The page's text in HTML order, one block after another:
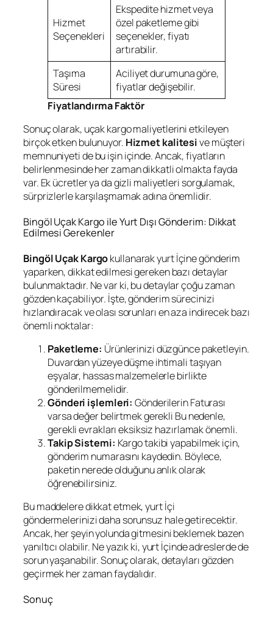
Hizmet
Seçenekleri
Ekspedite hizmet veya
özel paketleme gibi
seçenekler, fiyatı
artırabilir.
Taşıma
Süresi
Aciliyet durumuna göre,
fiyatlar değişebilir.
Fiyatlandırma Faktör
Sonuç olarak, uçak kargo maliyetlerini etkileyen
birçok etken bulunuyor. Hizmet kalitesive müşteri
memnuniyeti de bu işin içinde. Ancak, fiyatların
belirlenmesinde her zaman dikkatli olmakta fayda
var. Ek ücretler ya da gizli maliyetleri sorgulamak,
sürprizlerle karşılaşmamak adına önemlidir.
Bingöl Uçak Kargo ile Yurt Dışı Gönderim: Dikkat
Edilmesi Gerekenler
Bingöl Uçak Kargokullanarak yurt İçine gönderim
yaparken, dikkat edilmesi gereken bazı detaylar
bulunmaktadır. Ne var ki, bu detaylar çoğu zaman
gözden kaçabiliyor. İşte, gönderim sürecinizi
hızlandıracak ve olası sorunları en aza indirecek bazı
önemli noktalar:
Paketleme: Ürünlerinizi düzgünce paketleyin.
Duvardan yüzeye düşme ihtimali taşıyan
eşyalar, hassas malzemelerle birlikte
gönderilmemelidir.
Gönderi işlemleri: Gönderilerin Faturası
varsa değer belirtmek gerekli Bu nedenle,
gerekli evrakları eksiksiz hazırlamak önemli.
Takip Sistemi: Kargo takibi yapabilmek için,
gönderim numarasını kaydedin. Böylece,
paketin nerede olduğunu anlık olarak
öğrenebilirsiniz.
Bu maddelere dikkat etmek, yurt İçi
göndermelerinizi daha sorunsuz hale getirecektir.
Ancak, her şeyin yolunda gitmesini beklemek bazen
yanıltıcı olabilir. Ne yazık ki, yurt İçinde adreslerde de
sorun yaşanabilir. Sonuç olarak, detayları gözden
geçirmek her zaman faydalıdır.
Sonuç